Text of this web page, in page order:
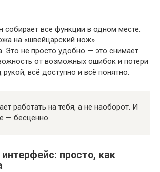
собирает все функции в одном месте.
на «швейцарский нож»
Это не просто удобно — это снимает
от возможных ошибок и потери
всё доступно и всё понятно.
работать на тебя, а не наоборот. И
— бесценно.
просто, как